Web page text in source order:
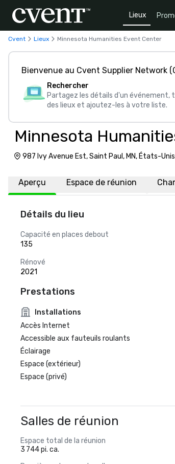
Lieux
Cvent Lieux Minnesota Humanities Event Center
Bienvenue au Cvent Supplier Network
Rechercher
Partagez les détails d'un événement,
des lieux et ajoutez-les à votre liste.
Minnesota
987 Ivy Avenue Est, Saint Paul, MN, États-
Aperçu Espace de réunion
Détails du lieu
Capacité en places debout
135
Rénové
2021
Prestations
Installations
Accès Internet
Accessible aux fauteuils roulants
Éclairage
Espace (extérieur)
Espace (privé)
Salles de réunion
Espace total de la réunion
3 744 pi. ca.